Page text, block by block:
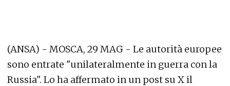
(ANSA) - MOSCA, 29 MAG - Le autorità europee
sono entrate "unilateralmente in guerra con la
Russia". Lo ha affermato in un post su X il